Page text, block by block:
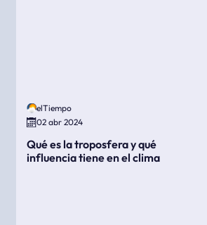
elTiempo
02 abr 2024
Qué es la troposfera y qué
influencia tiene en el clima